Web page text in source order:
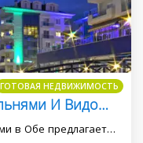
ГОТОВАЯ НЕДВИЖИМОСТЬ
Стильный Дуплекс С 3 Спальнями И Видом На Море В Обе
в Обе предлагает…